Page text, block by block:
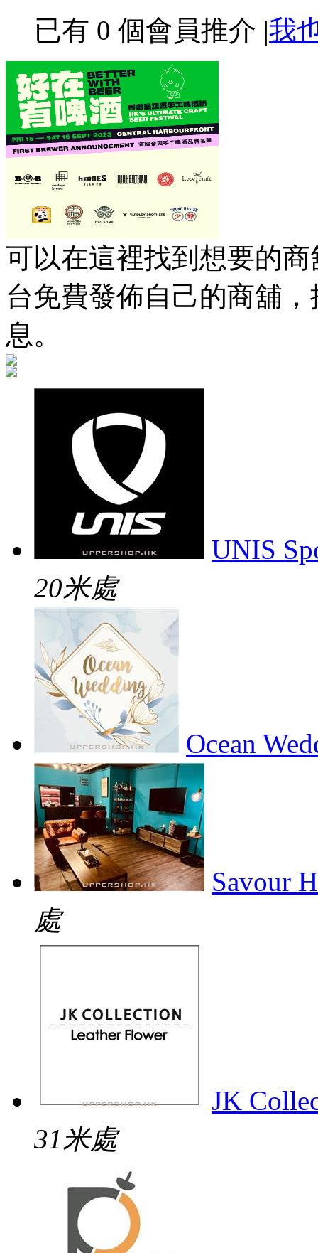
已有 0 個會員推介 |我
可以在這裡找到想要的商
台免費發佈自己的商舖
息。
UNIS
20米處
Ocean
Savour
處
JK
31米處